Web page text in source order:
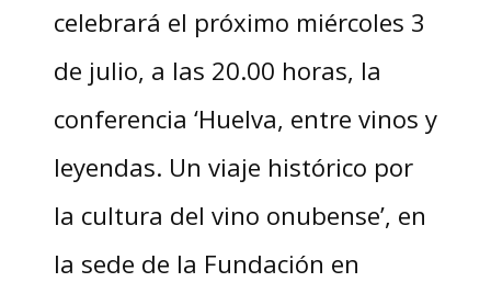
celebrará el próximo miércoles 3
de julio, a las 20.00 horas, la
conferencia ‘Huelva, entre vinos y
leyendas. Un viaje histórico por
la cultura del vino onubense’, en
la sede de la Fundación en